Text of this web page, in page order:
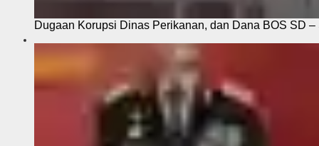
Dugaan Korupsi Dinas Perikanan, dan Dana BOS SD